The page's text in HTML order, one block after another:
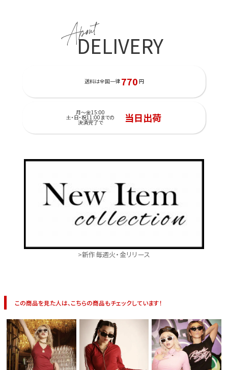
About
DELIVERY
送料は全国一律 770 円
月～金15:00
土・日・祝11:00までの
決済完了で 当日出荷
>新作毎週火・金リリース
この商品を見た人は、こちらの商品もチェックしています！